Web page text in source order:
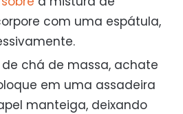
com uma espátula,
de chá de massa, achate
em uma assadeira
manteiga, deixando